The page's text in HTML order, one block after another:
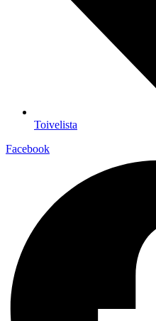
Toivelista
Facebook